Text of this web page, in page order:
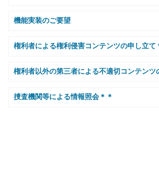
機能実装のご要望
権利者による権利侵害コンテンツの申し立て
権利者以外の第三者による不適切コンテンツ
捜査機関等による情報照会＊＊